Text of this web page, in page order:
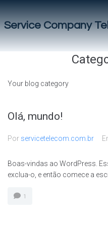
Service Company
Your blog category
Olá, mundo!
Por servicetelecom.com.br
Boas-vindas ao WordPress.
exclua-o, e então comece a
1